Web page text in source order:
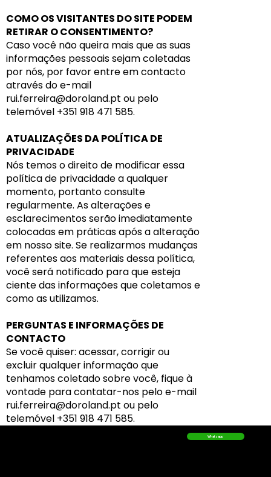
COMO OS VISITANTES DO SITE PODEM
RETIRAR O CONSENTIMENTO?
Caso você não queira mais que as suas
informações pessoais sejam coletadas
por nós, por favor entre em contacto
através do e-mail
rui.ferreira@doroland.pt ou pelo
telemóvel +351 918 471 585.
ATUALIZAÇÕES DA POLÍTICA DE
PRIVACIDADE
Nós temos o direito de modificar essa
política de privacidade a qualquer
momento, portanto consulte
regularmente. As alterações e
esclarecimentos serão imediatamente
colocadas em práticas após a alteração
em nosso site. Se realizarmos mudanças
referentes aos materiais dessa política,
você será notificado para que esteja
ciente das informações que coletamos e
como as utilizamos.
PERGUNTAS E INFORMAÇÕES DE
CONTACTO
Se você quiser: acessar, corrigir ou
excluir qualquer informação que
tenhamos coletado sobre você, fique à
vontade para contatar-nos pelo e-mail
rui.ferreira@doroland.pt ou pelo
telemóvel +351 918 471 585.
Whatsapp